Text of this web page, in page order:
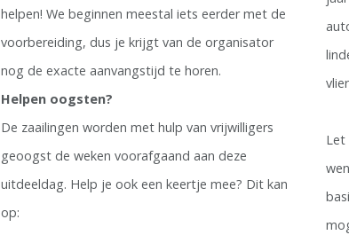
helpen! We beginnen meestal iets eerder met de
voorbereiding, dus je krijgt van de organisator
nog de exacte aanvangstijd te horen.
Helpen oogsten?
De zaailingen worden met hulp van vrijwilligers
geoogst de weken voorafgaand aan deze
uitdeeldag. Help je ook een keertje mee? Dit kan
op:
Let